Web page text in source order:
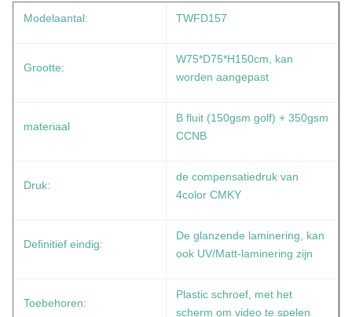
Modelaantal: TWFD157
Grootte:
W75*D75*H150cm, kan
worden aangepast
materiaal
B fluit (150gsm golf) + 350gsm
CCNB
Druk:
de compensatiedruk van
4color CMKY
Definitief eindig:
De glanzende laminering, kan
ook UV/Matt-laminering zijn
Toebehoren:
Plastic schroef, met het
scherm om video te spelen